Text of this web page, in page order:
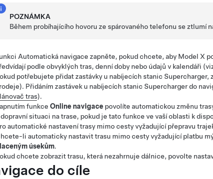
POZNÁMKA
Během probíhajícího hovoru ze spárovaného telefonu se ztlumí
Automatická navigace zapněte, pokud chcete, aby Model X
podle obvyklých tras, denní doby nebo údajů v kalendáři
potřebujete přidat zastávky u nabíjecích stanic Supercharger,
Přidáním zastávek u nabíjecích stanic Supercharger do
tras).
funkce Online navigace povolíte automatickou změnu
situaci na trase, pokud je tato funkce ve vaší oblasti k
automatické nastavení trasy mimo cesty vyžadující přepravu
li automaticky nastavit trasu mimo cesty vyžadující platbu
úsekům.
chcete zobrazit trasu, která nezahrnuje dálnice, povolte
do cíle